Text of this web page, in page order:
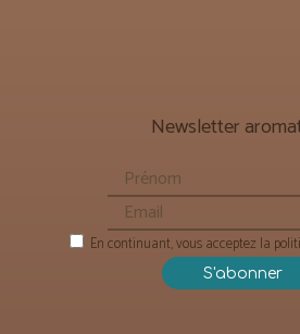
Newsletter
En continuant, vous acceptez la